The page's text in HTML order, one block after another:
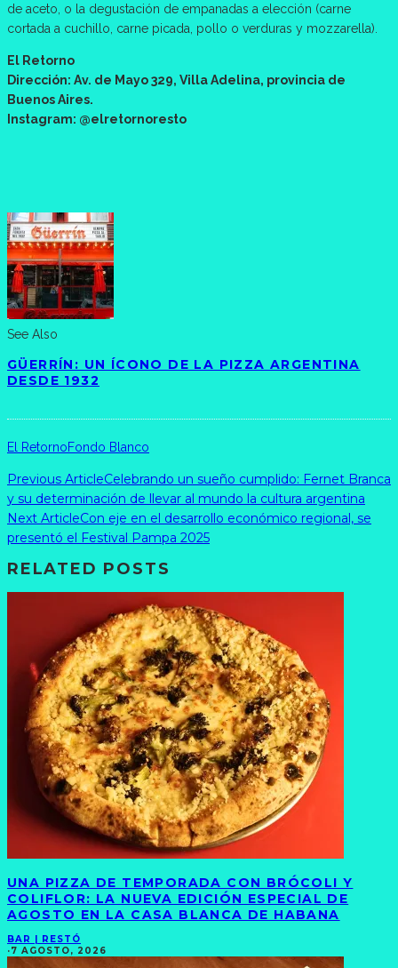
de aceto, o la degustación de empanadas a elección (carne
cortada a cuchillo, carne picada, pollo o verduras y mozzarella).
El Retorno
Dirección: Av. de Mayo 329, Villa Adelina, provincia de
Buenos Aires.
Instagram: @elretornoresto
See Also
GÜERRÍN: UN ÍCONO DE LA PIZZA ARGENTINA
DESDE 1932
El RetornoFondo Blanco
Previous ArticleCelebrando un sueño cumplido: Fernet Branca
y su determinación de llevar al mundo la cultura argentina
Next ArticleCon eje en el desarrollo económico regional, se
presentó el Festival Pampa 2025
RELATED POSTS
UNA PIZZA DE TEMPORADA CON BRÓCOLI Y
COLIFLOR: LA NUEVA EDICIÓN ESPECIAL DE
AGOSTO EN LA CASA BLANCA DE HABANA
BAR | RESTÓ
·7 AGOSTO, 2026